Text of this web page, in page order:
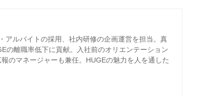
アルバイトの採用、社内研修の企画運営を担当。真
の離職率低下に貢献。入社前のオリエンテーション
のマネージャーも兼任。HUGEの魅力を人を通した